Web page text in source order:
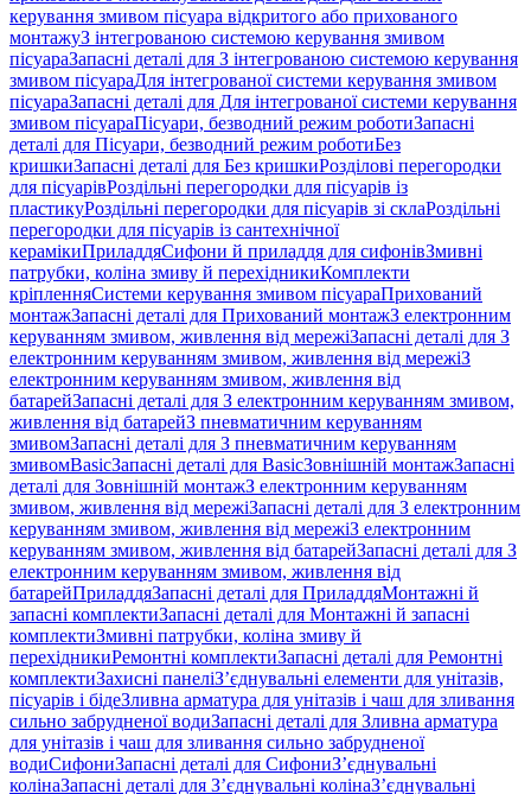
керування змивом пісуара відкритого або прихованого
монтажуЗ інтегрованою системою керування змивом
пісуараЗапасні деталі для З інтегрованою системою керування
змивом пісуараДля інтегрованої системи керування змивом
пісуараЗапасні деталі для Для інтегрованої системи керування
змивом пісуараПісуари, безводний режим роботиЗапасні
деталі для Пісуари, безводний режим роботиБез
кришкиЗапасні деталі для Без кришкиРозділові перегородки
для пісуарівРоздільні перегородки для пісуарів із
пластикуРоздільні перегородки для пісуарів зі склаРоздільні
перегородки для пісуарів із сантехнічної
керамікиПриладдяСифони й приладдя для сифонівЗмивні
патрубки, коліна змиву й перехідникиКомплекти
кріпленняСистеми керування змивом пісуараПрихований
монтажЗапасні деталі для Прихований монтажЗ електронним
керуванням змивом, живлення від мережіЗапасні деталі для З
електронним керуванням змивом, живлення від мережіЗ
електронним керуванням змивом, живлення від
батарейЗапасні деталі для З електронним керуванням змивом,
живлення від батарейЗ пневматичним керуванням
змивомЗапасні деталі для З пневматичним керуванням
змивомBasicЗапасні деталі для BasicЗовнішній монтажЗапасні
деталі для Зовнішній монтажЗ електронним керуванням
змивом, живлення від мережіЗапасні деталі для З електронним
керуванням змивом, живлення від мережіЗ електронним
керуванням змивом, живлення від батарейЗапасні деталі для З
електронним керуванням змивом, живлення від
батарейПриладдяЗапасні деталі для ПриладдяМонтажні й
запасні комплектиЗапасні деталі для Монтажні й запасні
комплектиЗмивні патрубки, коліна змиву й
перехідникиРемонтні комплектиЗапасні деталі для Ремонтні
комплектиЗахисні панеліЗ’єднувальні елементи для унітазів,
пісуарів і бідеЗливна арматура для унітазів і чаш для зливання
сильно забрудненої водиЗапасні деталі для Зливна арматура
для унітазів і чаш для зливання сильно забрудненої
водиСифониЗапасні деталі для СифониЗ’єднувальні
колінаЗапасні деталі для З’єднувальні колінаЗ’єднувальні